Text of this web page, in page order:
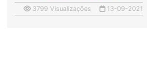
3799 Visualizações 13-09-2021